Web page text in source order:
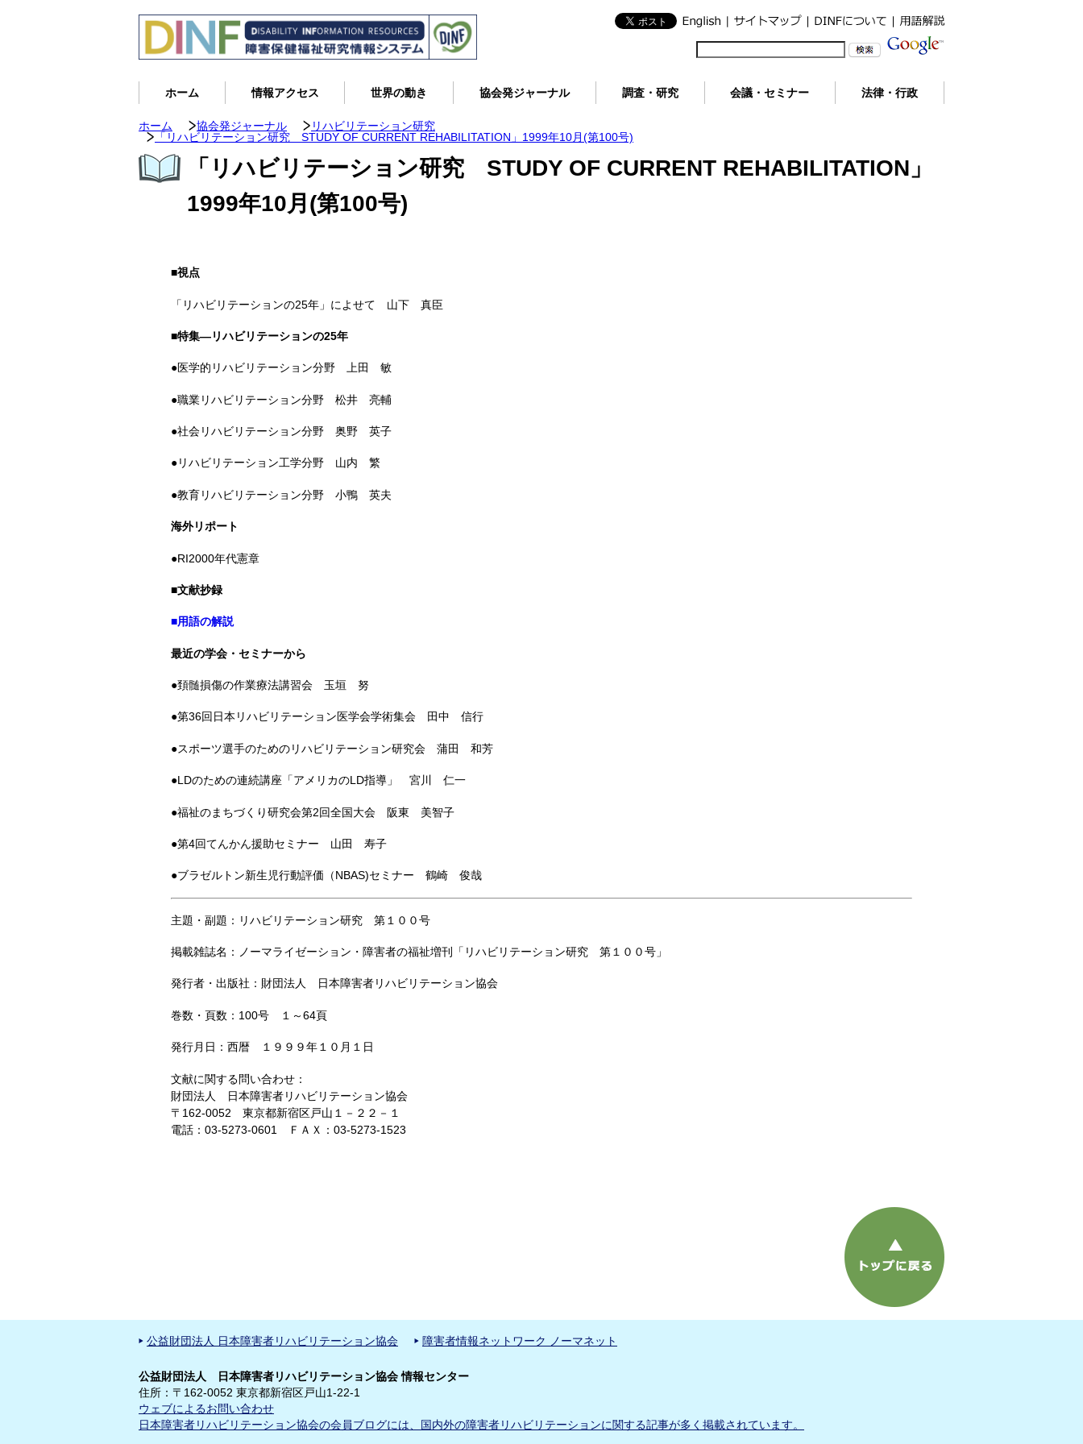
ホーム 情報アクセス 世界の動き 協会発ジャーナル 調査・研究 会議・セミナー 法律・行政
ホーム 協会発ジャーナル
リハビリテーション研究
「リハビリテーション研究 STUDY OF CURRENT REHABILITATION」1999年10月(第100号)
「リハビリテーション研究 STUDY OF CURRENT REHABILITATION」
1999年10月(第100号)
■視点
「リハビリテーションの25年」によせて 山下 真臣
■特集―リハビリテーションの25年
●医学的リハビリテーション分野 上田 敏
●職業リハビリテーション分野 松井 亮輔
●社会リハビリテーション分野 奥野 英子
●リハビリテーション工学分野 山内 繁
●教育リハビリテーション分野 小鴨 英夫
海外リポート
●RI2000年代憲章
■文献抄録
■用語の解説
最近の学会・セミナーから
●頚髄損傷の作業療法講習会 玉垣 努
●第36回日本リハビリテーション医学会学術集会 田中 信行
●スポーツ選手のためのリハビリテーション研究会 蒲田 和芳
●LDのための連続講座「アメリカのLD指導」 宮川 仁一
●福祉のまちづくり研究会第2回全国大会 阪東 美智子
●第4回てんかん援助セミナー 山田 寿子
●ブラゼルトン新生児行動評価（NBAS)セミナー 鶴崎 俊哉
主題・副題：リハビリテーション研究 第１００号
掲載雑誌名：ノーマライゼーション・障害者の福祉増刊「リハビリテーション研究 第１００号」
発行者・出版社：財団法人 日本障害者リハビリテーション協会
巻数・頁数：100号 １～64頁
発行月日：西暦 １９９９年１０月１日
文献に関する問い合わせ：
財団法人 日本障害者リハビリテーション協会
〒162-0052 東京都新宿区戸山１－２２－１
電話：03-5273-0601 ＦＡＸ：03-5273-1523
公益財団法人 日本障害者リハビリテーション協会 障害者情報ネットワーク ノーマネット
公益財団法人 日本障害者リハビリテーション協会 情報センター
住所：〒162-0052 東京都新宿区戸山1-22-1
ウェブによるお問い合わせ
日本障害者リハビリテーション協会の会員ブログには、国内外の障害者リハビリテーションに関する記事が多く掲載されています。